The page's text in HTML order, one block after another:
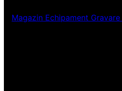
Magazin Echipament